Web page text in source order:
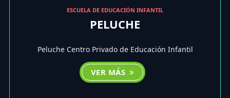
ESCUELA DE EDUCACIÓN INFANTIL
PELUCHE
Peluche Centro Privado de Educación Infantil
VER MÁS